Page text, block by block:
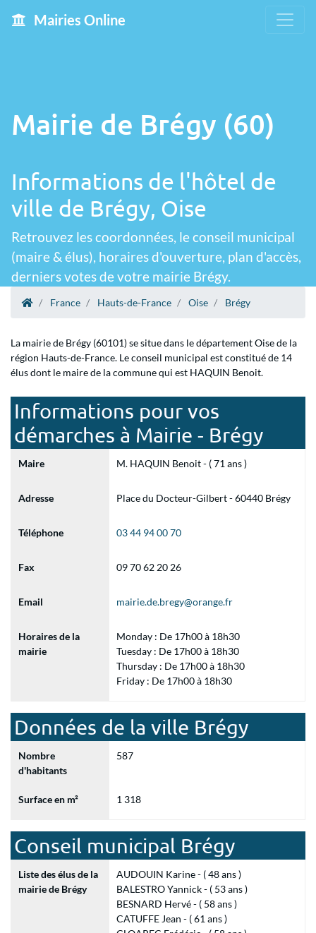
Mairies Online
Mairie de Brégy (60)
Informations de l'hôtel de
ville de Brégy, Oise
Retrouvez les coordonnées, le conseil municipal
(maire & élus), horaires d'ouverture, plan d'accès,
derniers votes de votre mairie Brégy.
France Hauts-de-France Oise Brégy
La mairie de Brégy (60101) se situe dans le département Oise de la
région Hauts-de-France. Le conseil municipal est constitué de 14
élus dont le maire de la commune qui est HAQUIN Benoit.
Informations pour vos
démarches à Mairie - Brégy
Maire M. HAQUIN Benoit - ( 71 ans )
Adresse Place du Docteur-Gilbert - 60440 Brégy
Téléphone 03 44 94 00 70
Fax 09 70 62 20 26
Email mairie.de.bregy@orange.fr
Horaires de la
mairie
Monday : De 17h00 à 18h30
Tuesday : De 17h00 à 18h30
Thursday : De 17h00 à 18h30
Friday : De 17h00 à 18h30
Données de la ville Brégy
Nombre
d'habitants
587
Surface en m² 1 318
Conseil municipal Brégy
Liste des élus de la
mairie de Brégy
AUDOUIN Karine - ( 48 ans )
BALESTRO Yannick - ( 53 ans )
BESNARD Hervé - ( 58 ans )
CATUFFE Jean - ( 61 ans )